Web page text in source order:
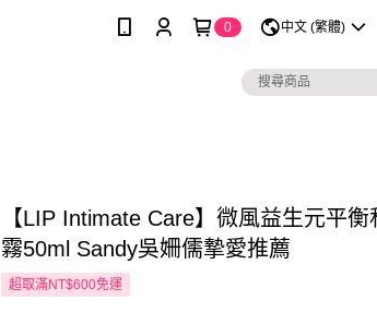
0 中文 (繁體)
【LIP Intimate Care】微風益生元平衡
霧50ml Sandy吳姍儒摯愛推薦
超取滿NT$600免運